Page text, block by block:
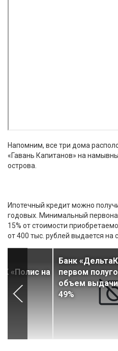
Напомним, все три дома
«Гавань Капитанов» на
острова.
Ипотечный кредит можно
годовых. Минимальный
15% от стоимости
от 400 тыс. рублей выдается на
«Полис на
Банк
первом
объем выдачи
49%